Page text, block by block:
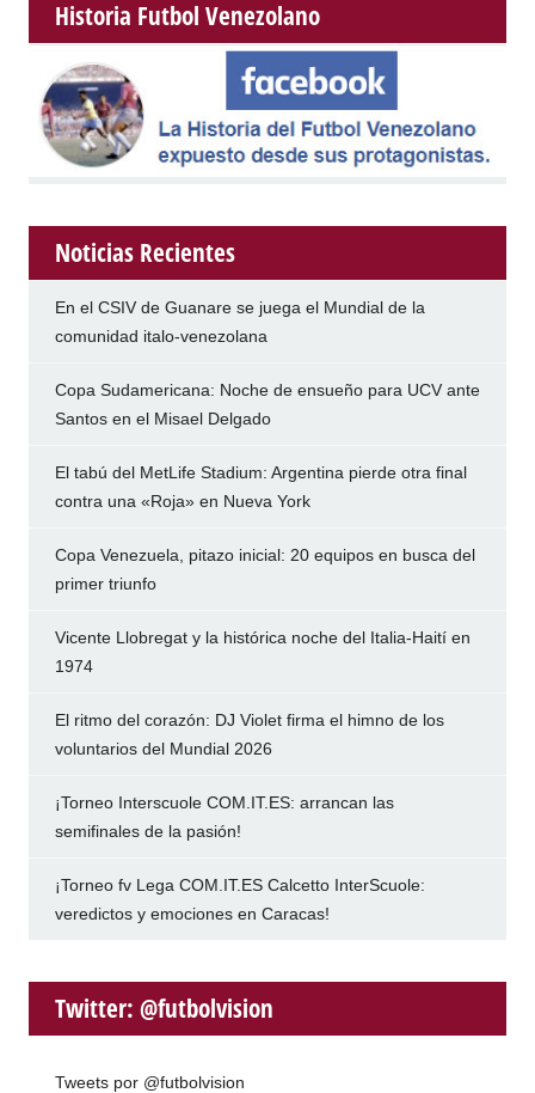
Historia Futbol Venezolano
Noticias Recientes
En el CSIV de Guanare se juega el Mundial de la
comunidad italo-venezolana
Copa Sudamericana: Noche de ensueño para UCV ante
Santos en el Misael Delgado
El tabú del MetLife Stadium: Argentina pierde otra final
contra una «Roja» en Nueva York
Copa Venezuela, pitazo inicial: 20 equipos en busca del
primer triunfo
Vicente Llobregat y la histórica noche del Italia-Haití en
1974
El ritmo del corazón: DJ Violet firma el himno de los
voluntarios del Mundial 2026
¡Torneo Interscuole COM.IT.ES: arrancan las
semifinales de la pasión!
¡Torneo fv Lega COM.IT.ES Calcetto InterScuole:
veredictos y emociones en Caracas!
Twitter: @futbolvision
Tweets por @futbolvision